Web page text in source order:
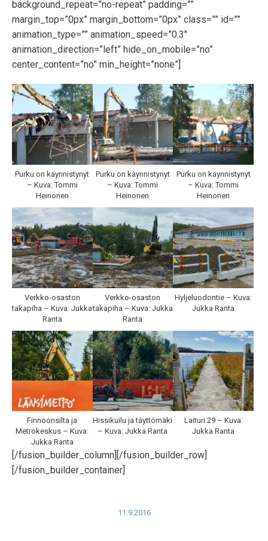
background_repeat=”no-repeat” padding=””
margin_top=”0px” margin_bottom=”0px” class=”” id=””
animation_type=”” animation_speed=”0.3″
animation_direction=”left” hide_on_mobile=”no”
center_content=”no” min_height=”none”]
Purku on käynnistynyt
– Kuva: Tommi
Heinonen
Purku on käynnistynyt
– Kuva: Tommi
Heinonen
Purku on käynnistynyt
– Kuva: Tommi
Heinonen
Verkko-osaston
takapiha – Kuva: Jukka
Ranta
Verkko-osaston
takapiha – Kuva: Jukka
Ranta
Hyljeluodontie – Kuva:
Jukka Ranta
Finnoonsilta ja
Metrokeskus – Kuva:
Jukka Ranta
Hissikuilu ja täyttömäki
– Kuva: Jukka Ranta
Laituri 29 – Kuva:
Jukka Ranta
[/fusion_builder_column][/fusion_builder_row]
[/fusion_builder_container]
11.9.2016